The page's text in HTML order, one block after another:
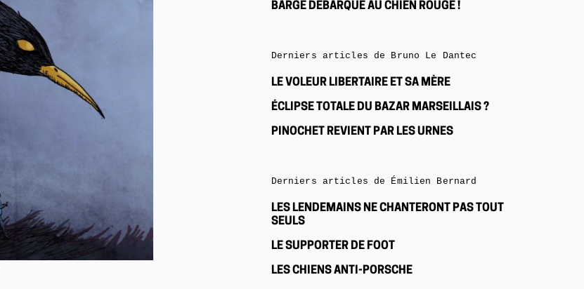
BARGE DÉBARQUE AU CHIEN ROUGE !
Derniers articles de Bruno Le Dantec
LE VOLEUR LIBERTAIRE ET SA MÈRE
ÉCLIPSE TOTALE DU BAZAR MARSEILLAIS ?
PINOCHET REVIENT PAR LES URNES
Derniers articles de Émilien Bernard
LES LENDEMAINS NE CHANTERONT PAS TOUT
SEULS
LE SUPPORTER DE FOOT
LES CHIENS ANTI-PORSCHE